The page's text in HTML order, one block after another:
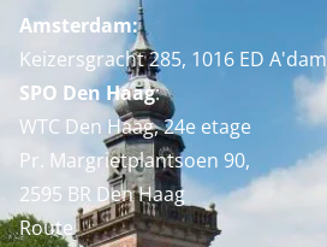
Amsterdam:
Keizersgracht 285, 1016 ED A'dam
SPO Den Haag:
WTC Den Haag, 24e etage
Pr. Margrietplantsoen 90,
2595 BR Den Haag
Route